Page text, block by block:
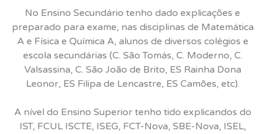
No Ensino Secundário tenho dado explicações e
preparado para exame, nas disciplinas de Matemática
A e Física e Química A, alunos de diversos colégios e
escola secundárias (C. São Tomás, C. Moderno, C.
Valsassina, C. São João de Brito, ES Rainha Dona
Leonor, ES Filipa de Lencastre, ES Camões, etc).
A nível do Ensino Superior tenho tido explicandos do
IST, FCUL ISCTE, ISEG, FCT-Nova, SBE-Nova, ISEL,